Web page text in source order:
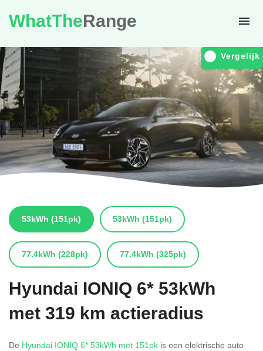
WhatTheRange
Vergelijk
53kWh (151pk) 53kWh (151pk)
77.4kWh (228pk) 77.4kWh (325pk)
Hyundai IONIQ 6* 53kWh
met 319 km actieradius
De Hyundai IONIQ 6* 53kWh met 151pk is een elektrische auto